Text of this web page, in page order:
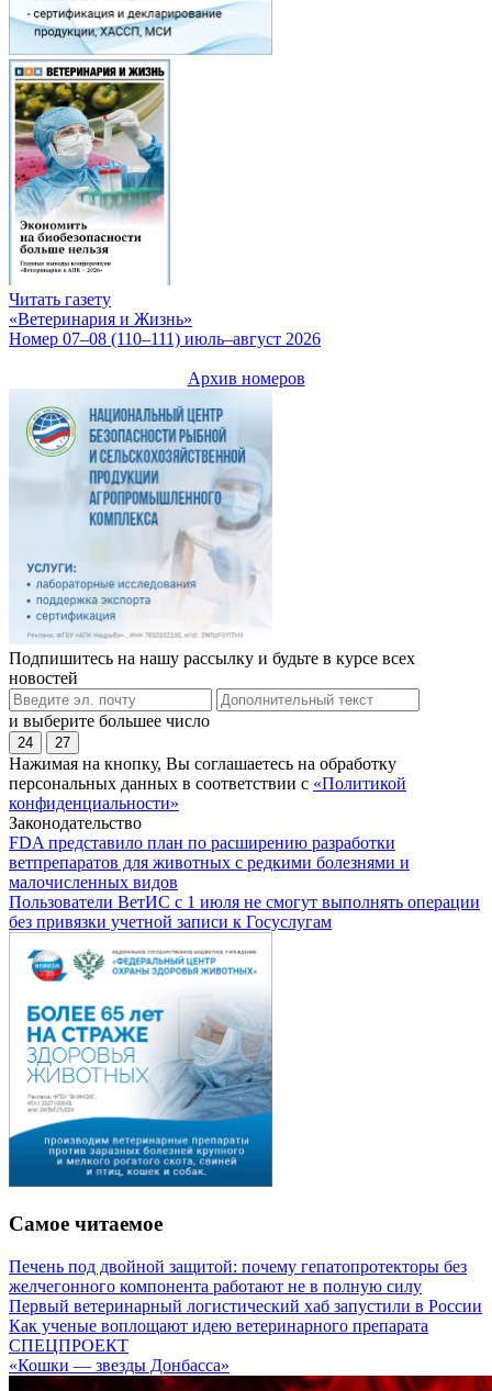
Читать газету
«Ветеринария и Жизнь»
Номер 07–08 (110–111) июль–август 2026
Архив номеров
Подпишитесь на нашу рассылку и будьте в курсе всех
новостей
и выберите большее число
24 27
Нажимая на кнопку, Вы соглашаетесь на обработку
персональных данных в соответствии с «Политикой
конфиденциальности»
Законодательство
FDA представило план по расширению разработки
ветпрепаратов для животных с редкими болезнями и
малочисленных видов
Пользователи ВетИС с 1 июля не смогут выполнять операции
без привязки учетной записи к Госуслугам
Самое читаемое
Печень под двойной защитой: почему гепатопротекторы без
желчегонного компонента работают не в полную силу
Первый ветеринарный логистический хаб запустили в России
Как ученые воплощают идею ветеринарного препарата
СПЕЦПРОЕКТ
«Кошки — звезды Донбасса»